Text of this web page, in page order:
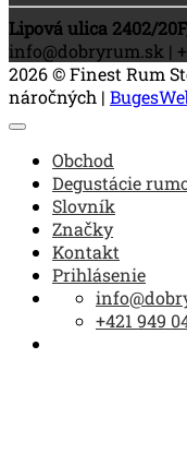
Lipová ulica 2402/
info@dobryrum.sk |
2026 © Finest Rum
náročných |
Obchod
Degustácie
Slovník
Značky
Kontakt
Prihlásenie
+421 949